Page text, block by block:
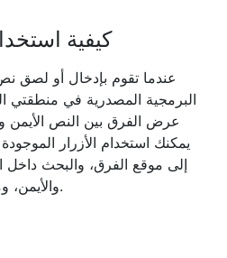
كيفية
عندما تقوم بإدخال أو لصق
البرمجية المصدرية في منطقتي
عرض الفرق بين النص الأيمن
يمكنك استخدام الأزرار
إلى موقع الفرق، والبحث داخل
والأيمن، ومسح النص الأيسر والأيمن.